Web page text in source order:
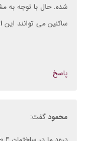
شده. حال با توجه به
ساکنین می توانند این
پاسخ
محمود گفت: